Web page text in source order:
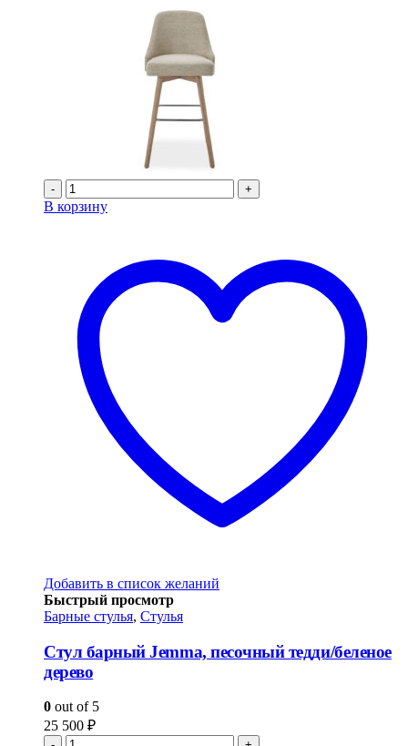
- +
В корзину
Добавить в список желаний
Быстрый просмотр
Барные стулья, Стулья
Стул барный Jemma, песочный тедди/беленое
дерево
0 out of 5
25 500 ₽